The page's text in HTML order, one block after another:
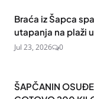
Braća iz Šapca
utapanja na plaži
Jul 23, 2026 0
ŠAPČANIN